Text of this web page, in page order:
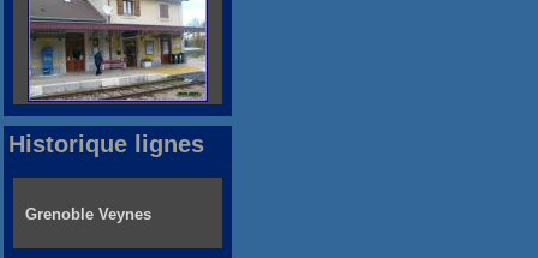
Historique lignes
Grenoble Veynes